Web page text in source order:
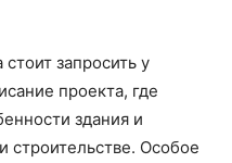
запросить у
проекта, где
здания и
строительстве. Особое